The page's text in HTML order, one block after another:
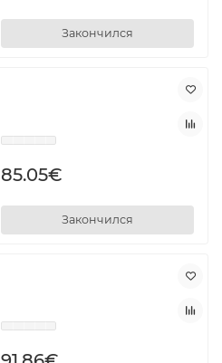
Закончился
85.05€
Закончился